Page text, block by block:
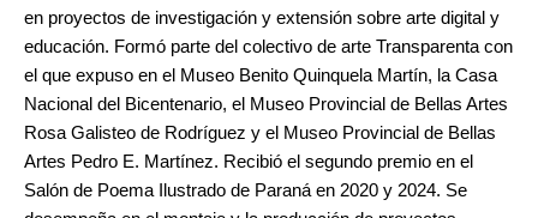
en proyectos de investigación y extensión sobre arte digital y
educación. Formó parte del colectivo de arte Transparenta con
el que expuso en el Museo Benito Quinquela Martín, la Casa
Nacional del Bicentenario, el Museo Provincial de Bellas Artes
Rosa Galisteo de Rodríguez y el Museo Provincial de Bellas
Artes Pedro E. Martínez. Recibió el segundo premio en el
Salón de Poema Ilustrado de Paraná en 2020 y 2024. Se